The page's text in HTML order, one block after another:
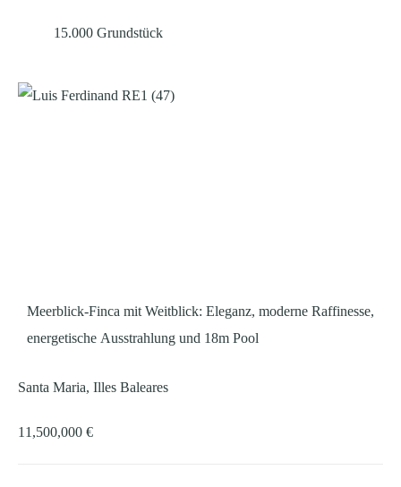
15.000 Grundstück
Meerblick-Finca mit Weitblick: Eleganz, moderne Raffinesse,
energetische Ausstrahlung und 18m Pool
Santa Maria, Illes Baleares
11,500,000 €